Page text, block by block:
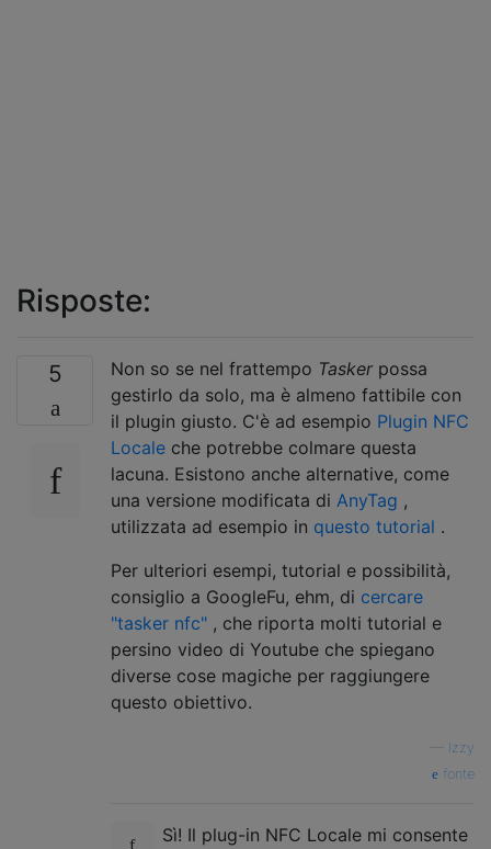
Risposte:
5 Non so se nel frattempo Tasker possa
gestirlo da solo, ma è almeno fattibile con
il plugin giusto. C'è ad esempio Plugin NFC
Locale che potrebbe colmare questa
lacuna. Esistono anche alternative, come
una versione modificata di AnyTag ,
utilizzata ad esempio in questo tutorial .
Per ulteriori esempi, tutorial e possibilità,
consiglio a GoogleFu, ehm, di cercare
"tasker nfc" , che riporta molti tutorial e
persino video di Youtube che spiegano
diverse cose magiche per raggiungere
questo obiettivo.
Izzy
fonte
Sì! Il plug-in NFC Locale mi consente